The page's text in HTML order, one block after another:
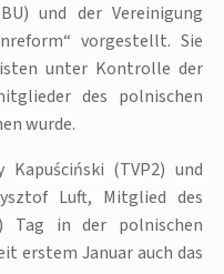
und der Vereinigung
vorgestellt. Sie
unter Kontrolle der
des polnischen
wurde.
(TVP2) und
Luft, Mitglied des
Tag in der polnischen
erstem Januar auch das